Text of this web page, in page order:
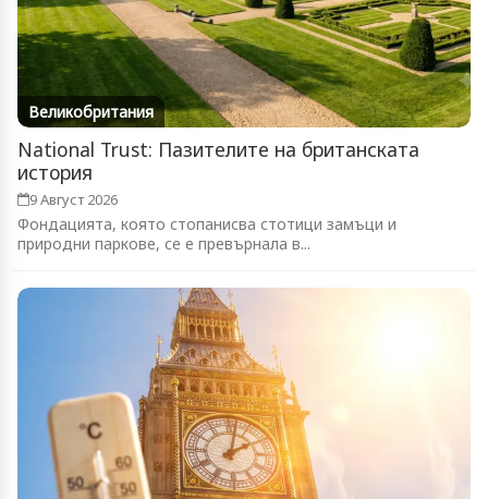
Великобритания
National Trust: Пазителите на британската
история
9 Август 2026
Фондацията, която стопанисва стотици замъци и
природни паркове, се е превърнала в...